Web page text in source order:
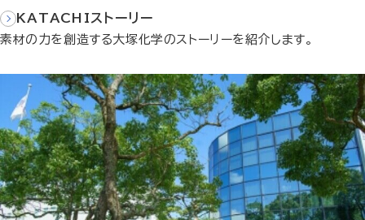
KATACHIストーリー
素材の力を創造する大塚化学のストーリーを紹介します。